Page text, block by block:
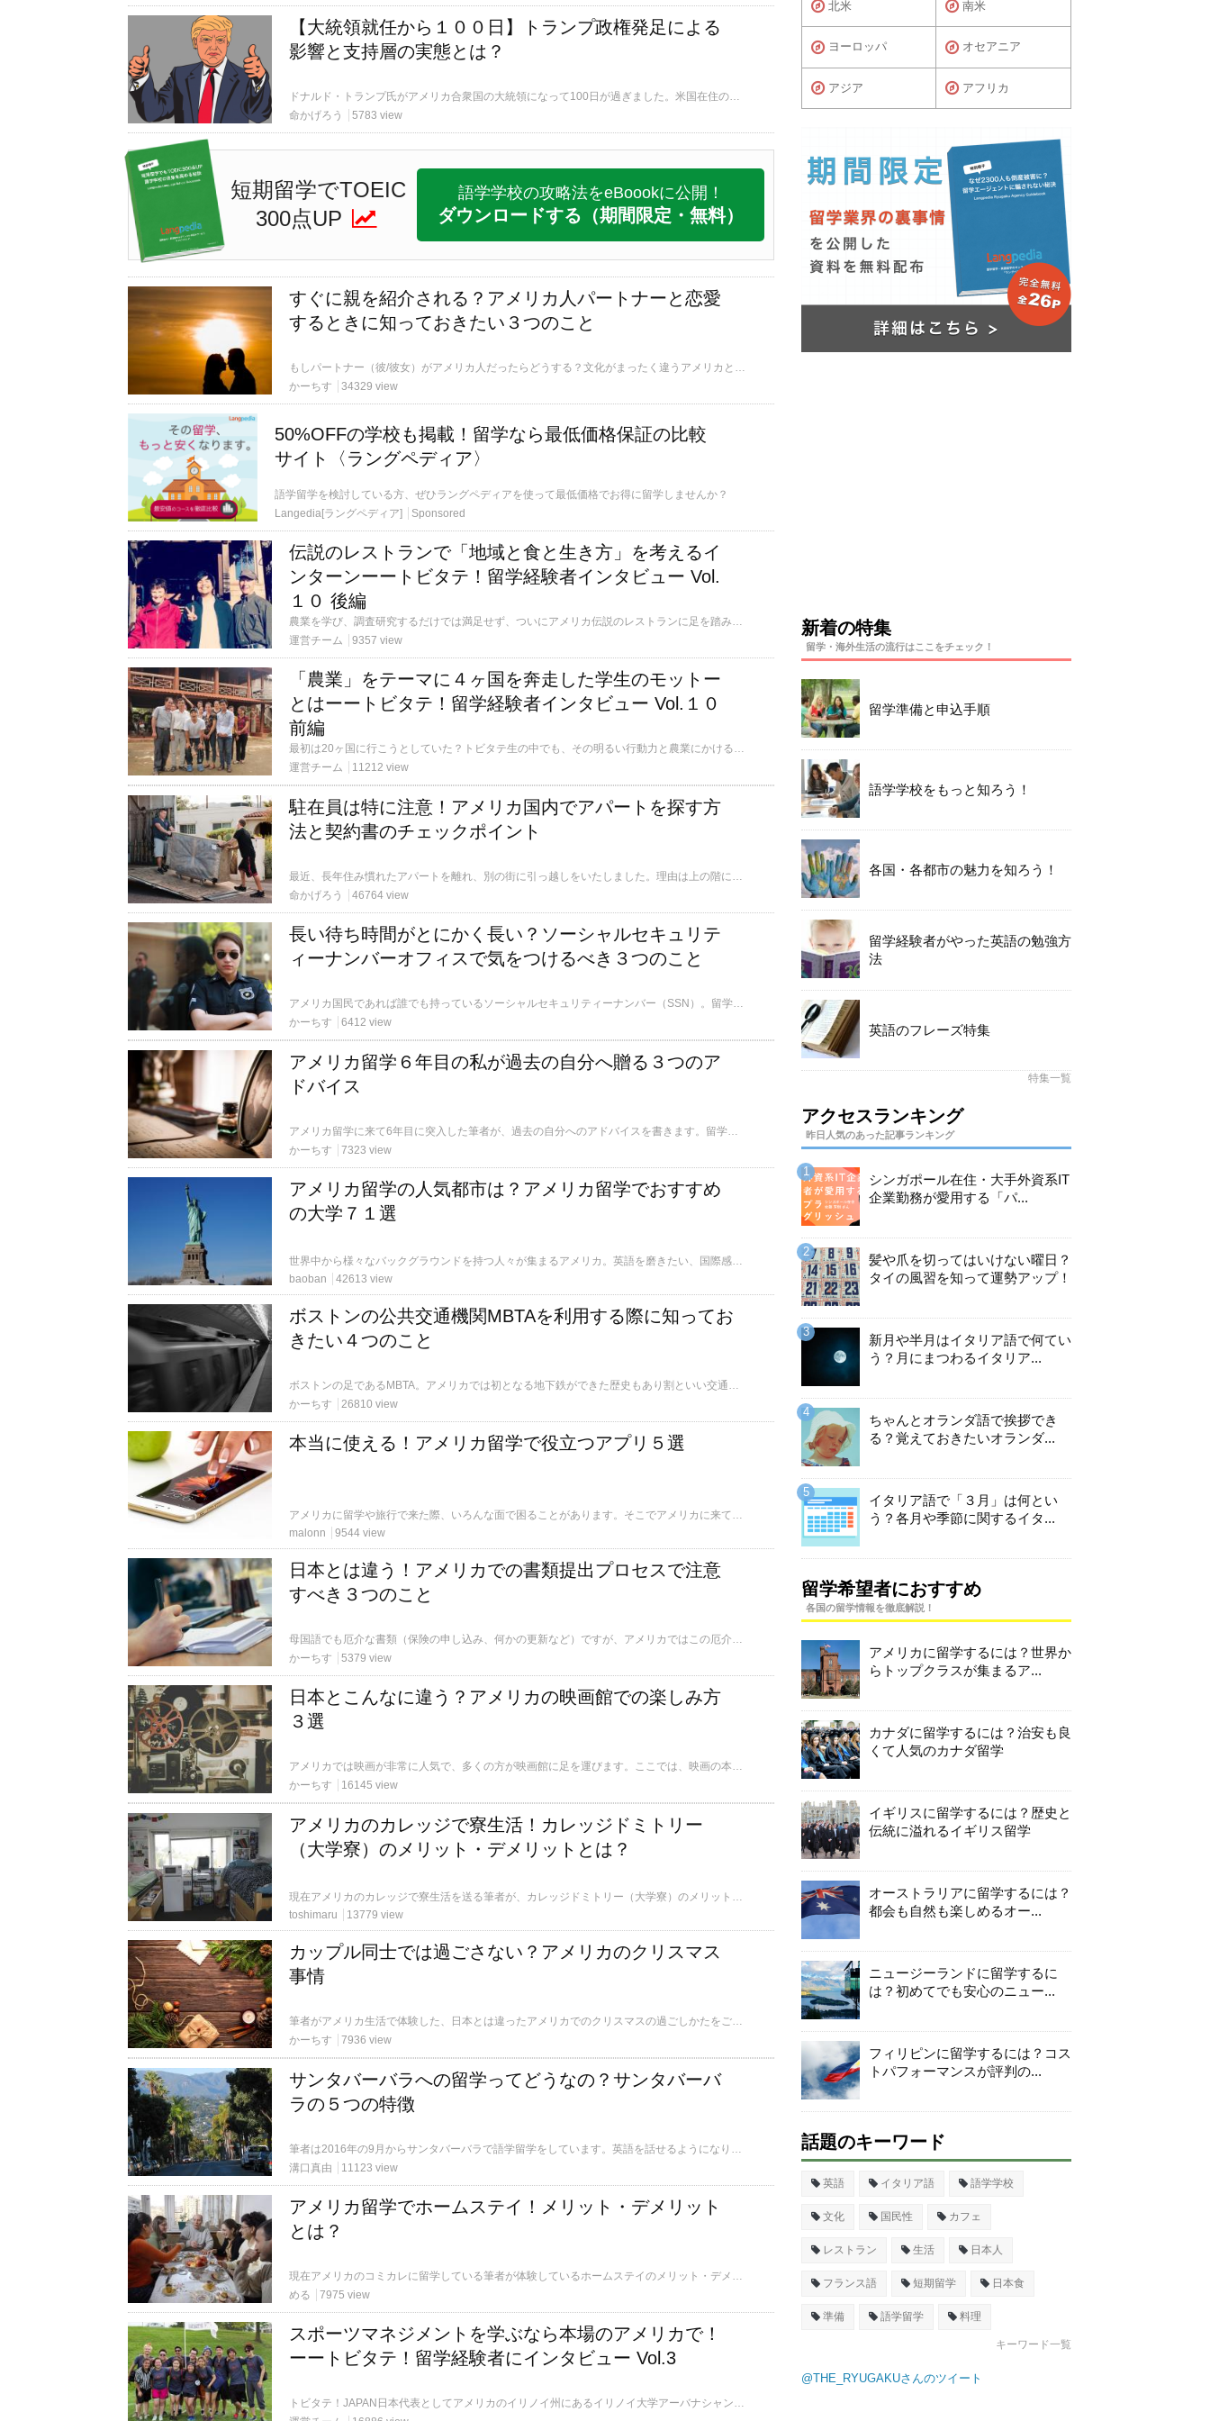
【大統領就任から１００日】トランプ政権発足による
影響と支持層の実態とは？
ドナルド・トランプ氏がアメリカ合衆国の大統領になって100日が過ぎました。米国在住の日本人である私の生活にはまだ直接的には影響はありませんが、そこかしこで彼の名前を聞かない日はありません。アメリカでの生活で見えてきた大統領の影響の実態をレポートいたします。
命かげろう
5783 view
短期留学でTOEIC
300点UP
語学学校の攻略法をeBoookに公開！
ダウンロードする （期間限定・無料）
すぐに親を紹介される？アメリカ人パートナーと恋愛
するときに知っておきたい３つのこと
もしパートナー（彼/彼女）がアメリカ人だったらどうする？文化がまったく違うアメリカと日本。筆者もお付き合い始め当初はよくインターネットで「国際恋愛」や「アメリカ人彼氏」で検索をかけて色々調べてました。今日は、そんなインターネットで得た情報と自分の経験を交えてご紹介します。
かーちす
34329 view
50%OFFの学校も掲載！留学なら最低価格保証の比較
サイト〈ラングペディア〉
語学留学を検討している方、ぜひラングペディアを使って最低価格でお得に留学しませんか？
Langedia[ラングペディア]
Sponsored
伝説のレストランで「地域と食と生き方」を考えるイ
ンターンーートビタテ！留学経験者インタビュー Vol.
１０ 後編
農業を学び、調査研究するだけでは満足せず、ついにアメリカ伝説のレストランに足を踏み入れたトビタテ生、細越さん。インタビュー後編の今回は、彼のインターン先となった地域コミュニティーの中心を担う有名なレストランでの経験をご紹介。そこでの出会いが細越さんの人生を大きく変えていきます。
運営チーム
9357 view
「農業」をテーマに４ヶ国を奔走した学生のモットー
とはーートビタテ！留学経験者インタビュー Vol.１０
前編
最初は20ヶ国に行こうとしていた？トビタテ生の中でも、その明るい行動力と農業にかける想いで異彩を放っているトビタテ生の大学生活6年間の集大成となった留学経験に迫ります。前編である今回は、どうやって留学計画が生まれていったかの経緯と、それを可能にした「モットー」をご紹介！
運営チーム
11212 view
駐在員は特に注意！アメリカ国内でアパートを探す方
法と契約書のチェックポイント
最近、長年住み慣れたアパートを離れ、別の街に引っ越しをいたしました。理由は上の階に引っ越してきた若い女の子。ここでは私が引っ越しをした理由と合わせて、アメリカ国内で引っ越しをする際に知っておきたい基本的な条件や、物件を探すのに役立つウェブサイト、契約書に関する注意点などをお伝えします。
命かげろう
46764 view
長い待ち時間がとにかく長い？ソーシャルセキュリテ
ィーナンバーオフィスで気をつけるべき３つのこと
アメリカ国民であれば誰でも持っているソーシャルセキュリティーナンバー（SSN）。留学生の場合は基本的に取得することもないですが、長期留学するのであればSSN Officeに行かなくてはならない機会もあるでしょう。そこで、SSN Officeに行くときに知っておきたいことをご紹介します。
かーちす
6412 view
アメリカ留学６年目の私が過去の自分へ贈る３つのア
ドバイス
アメリカ留学に来て6年目に突入した筆者が、過去の自分へのアドバイスを書きます。留学し始めた方やこれから留学をされる方に何か響けば嬉しいです。
かーちす
7323 view
アメリカ留学の人気都市は？アメリカ留学でおすすめ
の大学７１選
世界中から様々なバックグラウンドを持つ人々が集まるアメリカ。英語を磨きたい、国際感覚を身に付けたい、最先端のカルチャーを自分の目で見たい。様々な理由からアメリカ留学に憧れる人も多いはず。でも、アメリカ留学と一口に言っても大学・大学院・コミカレ・語学学校などさまざまな学校があります。そこで今回は留学先として人気の都市（ニューヨーク、ボストン、シカゴ、シアトル、ロサンゼルス、サンディエゴ、サンフランシスコ、ホノルル）を中心に、おすすめの学校を一挙にご紹介します。自分に合った学校探しのお役に立てばと思います。
baoban
42613 view
ボストンの公共交通機関MBTAを利用する際に知ってお
きたい４つのこと
ボストンの足であるMBTA。アメリカでは初となる地下鉄ができた歴史もあり割といい交通機関ですが、日本と比べると異なる点もあります。そんなMBTAにまつわる知っておきたいことをご紹介します。
かーちす
26810 view
本当に使える！アメリカ留学で役立つアプリ５選
アメリカに留学や旅行で来た際、いろんな面で困ることがあります。そこでアメリカに来て、実際に日頃活用しているアプリを5つピックアップしてみました。
malonn
9544 view
日本とは違う！アメリカでの書類提出プロセスで注意
すべき３つのこと
母国語でも厄介な書類（保険の申し込み、何かの更新など）ですが、アメリカではこの厄介さに加えアメリカならではの問題が加わります。ここではアメリカでの書類関係の提出の際に注意すべき点を、筆者の経験をもとにお伝えします。
かーちす
5379 view
日本とこんなに違う？アメリカの映画館での楽しみ方
３選
アメリカでは映画が非常に人気で、多くの方が映画館に足を運びます。ここでは、映画の本場アメリカならではの、映画館での楽しみ方をお伝えします。
かーちす
16145 view
アメリカのカレッジで寮生活！カレッジドミトリー
（大学寮）のメリット・デメリットとは？
現在アメリカのカレッジで寮生活を送る筆者が、カレッジドミトリー（大学寮）のメリット・デメリットについてお伝えします。
toshimaru
13779 view
カップル同士では過ごさない？アメリカのクリスマス
事情
筆者がアメリカ生活で体験した、日本とは違ったアメリカでのクリスマスの過ごしかたをご紹介します。
かーちす
7936 view
サンタバーバラへの留学ってどうなの？サンタバーバ
ラの５つの特徴
筆者は2016年の9月からサンタバーバラで語学留学をしています。英語を話せるようになりたい！その想いから、1年前に留学を決意しました。ここでは、実際の生活をもとにサンタバーバラの魅力を紹介します。
溝口真由
11123 view
アメリカ留学でホームステイ！メリット・デメリット
とは？
現在アメリカのコミカレに留学している筆者が体験しているホームステイのメリット・デメリットについてご紹介します。
める
7975 view
スポーツマネジメントを学ぶなら本場のアメリカで！
ーートビタテ！留学経験者にインタビュー Vol.3
トビタテ！JAPAN日本代表としてアメリカのイリノイ州にあるイリノイ大学アーバナシャンペーン校に留学した大学生。留学先としてニューヨークやロサンゼルスといった大都市を選ばず、あえて田舎の学校を選び、スポーツを中心に学ぶ留学の魅力とは！？
北米 南米
ヨーロッパ オセアニア
アジア アフリカ
新着の特集
留学・海外生活の流行はここをチェック！
留学準備と申込手順
語学学校をもっと知ろう！
各国・各都市の魅力を知ろう！
留学経験者がやった英語の勉強方
法
英語のフレーズ特集
特集一覧
アクセスランキング
昨日人気のあった記事ランキング
シンガポール在住・大手外資系IT
企業勤務が愛用する「パ...
髪や爪を切ってはいけない曜日？
タイの風習を知って運勢アップ！
新月や半月はイタリア語で何てい
う？月にまつわるイタリア...
ちゃんとオランダ語で挨拶でき
る？覚えておきたいオランダ...
イタリア語で「３月」は何とい
う？各月や季節に関するイタ...
留学希望者におすすめ
各国の留学情報を徹底解説！
アメリカに留学するには？世界か
らトップクラスが集まるア...
カナダに留学するには？治安も良
くて人気のカナダ留学
イギリスに留学するには？歴史と
伝統に溢れるイギリス留学
オーストラリアに留学するには？
都会も自然も楽しめるオー...
ニュージーランドに留学するに
は？初めてでも安心のニュー...
フィリピンに留学するには？コス
トパフォーマンスが評判の...
話題のキーワード
英語 イタリア語 語学学校
文化 国民性 カフェ
レストラン 生活 日本人
フランス語 短期留学 日本食
準備 語学留学 料理
キーワード一覧
@THE_RYUGAKUさんのツイート